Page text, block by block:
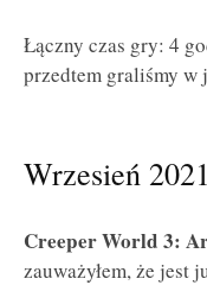
Łączny czas gry: 4
przedtem graliśmy w
Wrzesień 2021
Creeper World 3:
zauważyłem, że jest